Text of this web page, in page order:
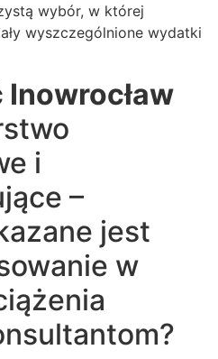
wybór, w której
wyszczególnione wydatki
i
–
jest
w